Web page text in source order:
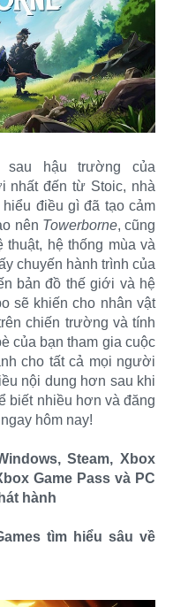
sau hậu trường của
nhất đến từ Stoic, nhà
hiểu điều gì đã tạo cảm
nên Towerborne, cũng
hệ thống mùa và
chuyến hành trình của
bản đồ thế giới và hệ
sẽ khiến cho nhân vật
chiến trường và tính
của bạn tham gia cuộc
cho tất cả mọi người
nội dung hơn sau khi
biết nhiều hơn và đăng
ngay hôm nay!
Steam, Xbox
Game Pass và PC
hành
tìm hiểu sâu về